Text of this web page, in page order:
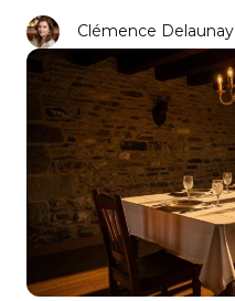
Clémence Delaunay